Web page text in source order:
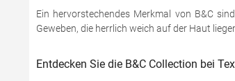
Ein hervorstechendes Merkmal von B&C
Geweben, die herrlich weich auf der Haut
Entdecken Sie die B&C Collection bei